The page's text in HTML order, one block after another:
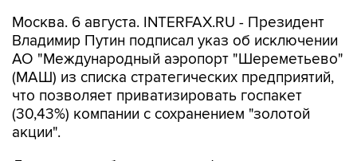
Москва. 6 августа. INTERFAX.RU - Президент
Владимир Путин подписал указ об исключении
АО "Международный аэропорт "Шереметьево"
(МАШ) из списка стратегических предприятий,
что позволяет приватизировать госпакет
(30,43%) компании с сохранением "золотой
акции".